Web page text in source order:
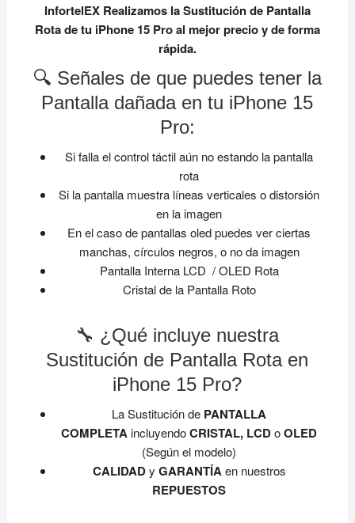
InfortelEX Realizamos la Sustitución de Pantalla
Rota de tu iPhone 15 Pro al mejor precio y de forma
rápida.
🔍 Señales de que puedes tener la
Pantalla dañada en tu iPhone 15
Pro:
Si falla el control táctil aún no estando la pantalla
rota
Si la pantalla muestra líneas verticales o distorsión
en la imagen
En el caso de pantallas oled puedes ver ciertas
manchas, círculos negros, o no da imagen
Pantalla Interna LCD / OLED Rota
Cristal de la Pantalla Roto
🔧 ¿Qué incluye nuestra
Sustitución de Pantalla Rota en
iPhone 15 Pro?
La Sustitución de PANTALLA
COMPLETAincluyendoCRISTAL, LCDoOLED
(Según el modelo)
CALIDADy GARANTÍAen nuestros
REPUESTOS